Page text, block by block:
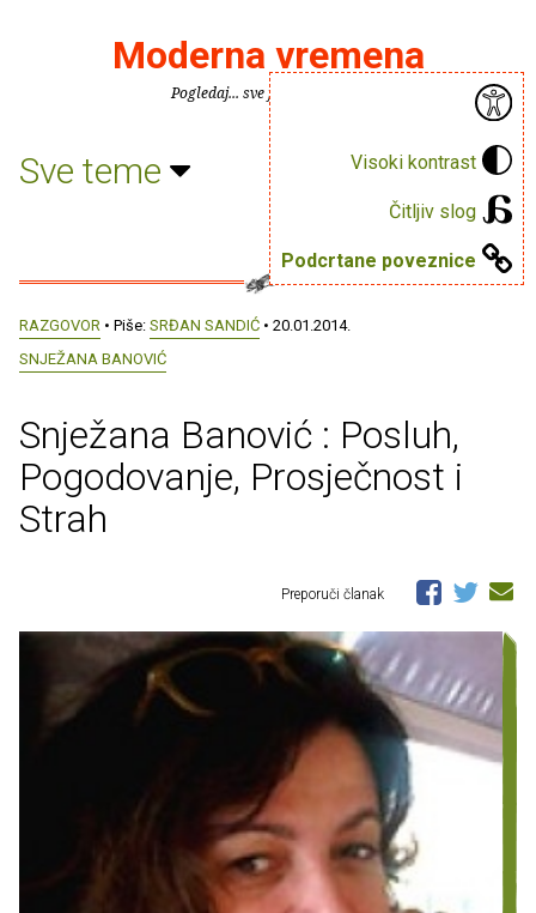
Visoki kontrast
Čitljiv slog
Podcrtane poveznice
Moderna vremena
Pogledaj... sve je puno knjiga.
Sve teme
RAZGOVOR • Piše: SRĐAN SANDIĆ • 20.01.2014.
SNJEŽANA BANOVIĆ
Snježana Banović : Posluh,
Pogodovanje, Prosječnost i
Strah
Preporuči članak